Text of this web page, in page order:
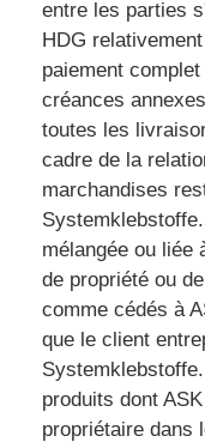
entre les parties
HDG
paiement
créances
toutes les
cadre de la
marchandises
mélangée ou liée
de propriété ou
comme cédés à
que le client
produits dont
propriétaire dans